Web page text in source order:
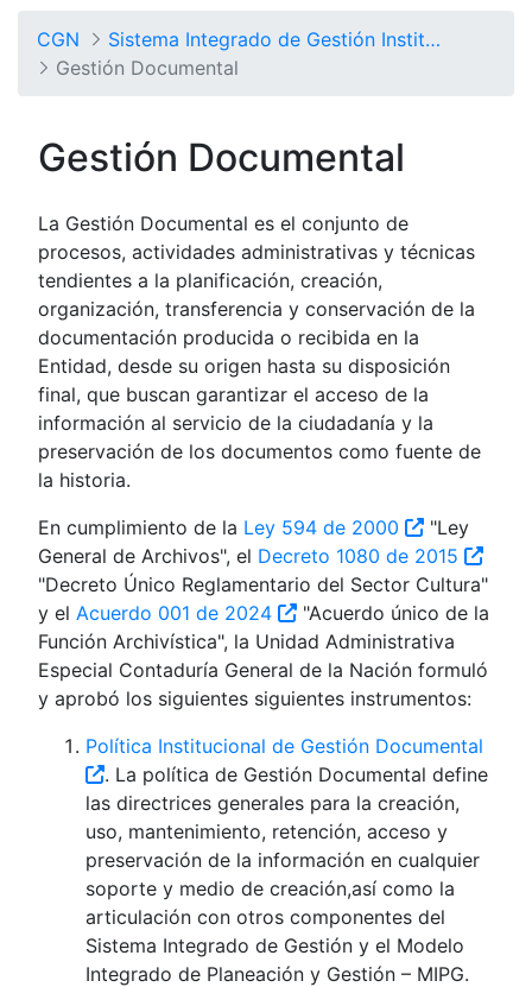
CGN
Sistema Integrado de Gestión Institucional
Gestión Documental
Gestión Documental
La Gestión Documental es el conjunto de
procesos, actividades administrativas y técnicas
tendientes a la planificación, creación,
organización, transferencia y conservación de la
documentación producida o recibida en la
Entidad, desde su origen hasta su disposición
final, que buscan garantizar el acceso de la
información al servicio de la ciudadanía y la
preservación de los documentos como fuente de
la historia.
En cumplimiento de la Ley 594 de 2000
"Ley
General de Archivos", el Decreto 1080 de 2015
"Decreto Único Reglamentario del Sector Cultura"
y el Acuerdo 001 de 2024
"Acuerdo único de la
Función Archivística", la Unidad Administrativa
Especial Contaduría General de la Nación formuló
y aprobó los siguientes siguientes instrumentos:
Política Institucional de Gestión Documental
. La política de Gestión Documental define
las directrices generales para la creación,
uso, mantenimiento, retención, acceso y
preservación de la información en cualquier
soporte y medio de creación,así como la
articulación con otros componentes del
Sistema Integrado de Gestión y el Modelo
Integrado de Planeación y Gestión – MIPG.